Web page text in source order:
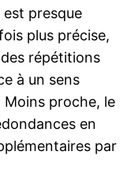
presque
plus précise,
répétitions
à un sens
proche, le
en
par